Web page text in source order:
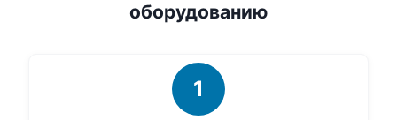
оборудованию
1